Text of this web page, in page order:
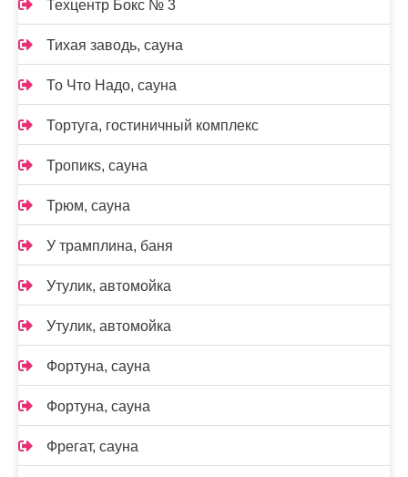
Техцентр Бокс № 3
Тихая заводь, сауна
То Что Надо, сауна
Тортуга, гостиничный комплекс
Тропикs, сауна
Трюм, сауна
У трамплина, баня
Утулик, автомойка
Утулик, автомойка
Фортуна, сауна
Фортуна, сауна
Фрегат, сауна